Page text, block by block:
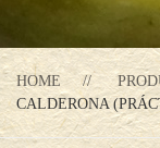
HOME
CALDERONA